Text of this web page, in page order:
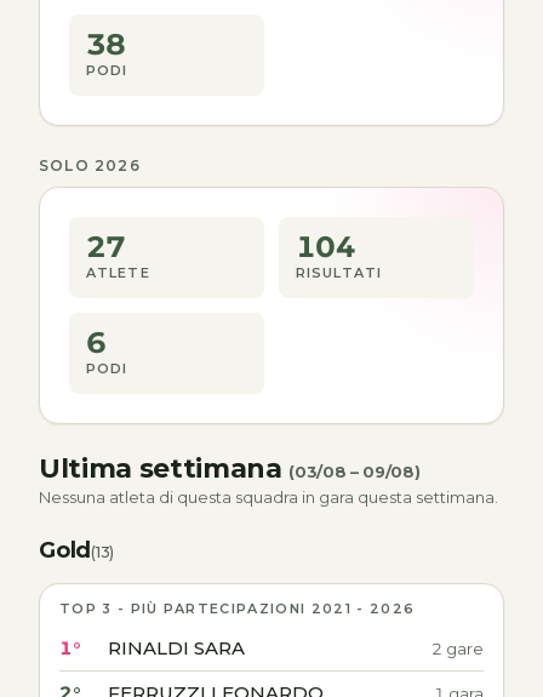
38
PODI
SOLO 2026
27
ATLETE
104
RISULTATI
6
PODI
Ultima settimana (03/08 – 09/08)
Nessuna atleta di questa squadra in gara questa settimana.
Gold(13)
TOP 3 - PIÙ PARTECIPAZIONI 2021 - 2026
1° RINALDI SARA 2 gare